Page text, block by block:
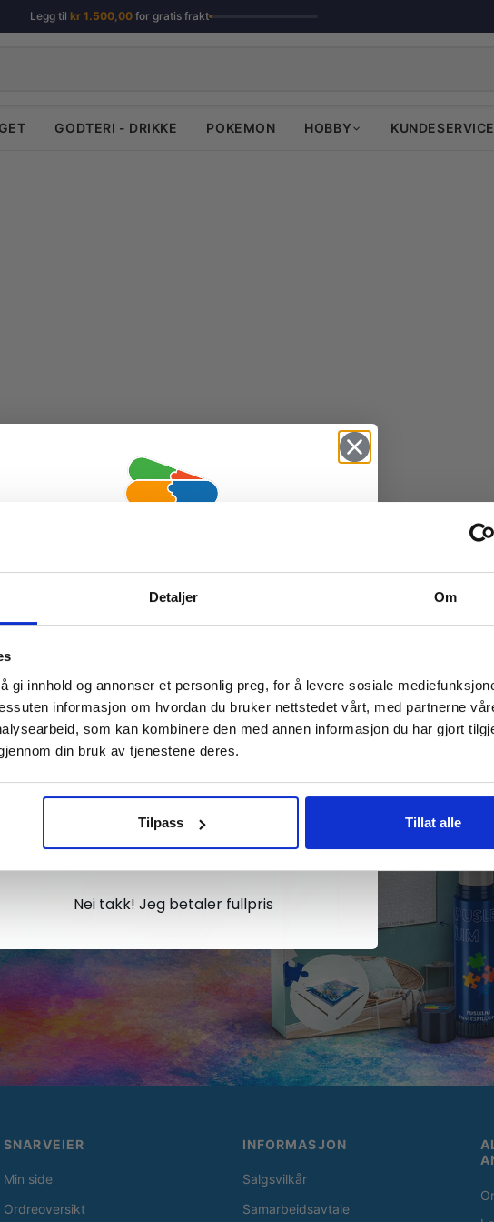
Detaljer Om
gi innhold og annonser et personlig preg, for å levere sosiale
informasjon om hvordan du bruker nettstedet vårt, med partnerne
som kan kombinere den med annen informasjon du har gjort
din bruk av tjenestene deres.
Tilpass Tillat alle
Legg til kr1.500,00for gratis frakt
GODTERI - DRIKKE POKEMON HOBBY KUNDESERVICE
SNARVEIER
Min side
Ordreoversikt
INFORMASJON
Salgsvilkår
Samarbeidsavtale
Vil du ha
10% Rabatt?
Meld deg på vårt nyhetsbrev og motta
gode tilbud og produktinformasjon fra
oss¢!
Ja takk, jeg er med
Nei takk! Jeg betaler fullpris